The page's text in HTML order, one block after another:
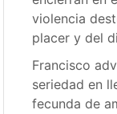
violencia
placer y del
Francisco
seriedad en
fecunda de